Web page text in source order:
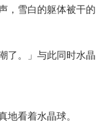
，雪白的躯体被干的
。」与此同时水晶
看着水晶球。